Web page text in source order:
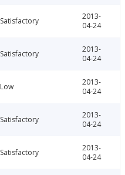
Satisfactory
2013-
04-24
Satisfactory
2013-
04-24
Low
2013-
04-24
Satisfactory
2013-
04-24
Satisfactory
2013-
04-24